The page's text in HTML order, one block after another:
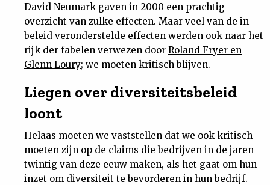
David Neumark gaven in 2000 een prachtig
overzicht van zulke effecten. Maar veel van de in
beleid veronderstelde effecten werden ook naar het
rijk der fabelen verwezen door Roland Fryer en
Glenn Loury; we moeten kritisch blijven.
Liegen over diversiteitsbeleid
loont
Helaas moeten we vaststellen dat we ook kritisch
moeten zijn op de claims die bedrijven in de jaren
twintig van deze eeuw maken, als het gaat om hun
inzet om diversiteit te bevorderen in hun bedrijf.